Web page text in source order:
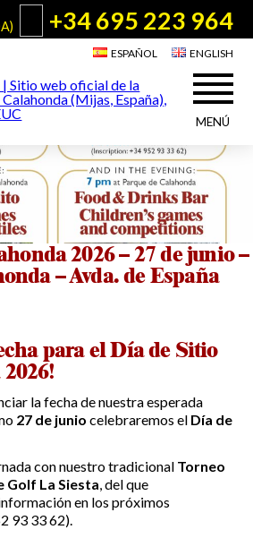
+34 695 223 964
ESPAÑOL ENGLISH
MENÚ
de Calahonda
Anuales
en cifras
Residentes y Visitantes
residuos
podas
DE SITIO DE CALAHONDA
de Calahonda
Calle Monte Paraíso, 6, 29649 Mijas Costa.
reservados. Diseño y desarrollo:Jesse Naylor
2026 – 27 de junio –
– Avda. de España
para el Día de Sitio
la fecha de nuestra esperada
27 de junio celebraremos el Día de
con nuestro tradicional Torneo
Golf La Siesta , del que
en los próximos
93 33 62).